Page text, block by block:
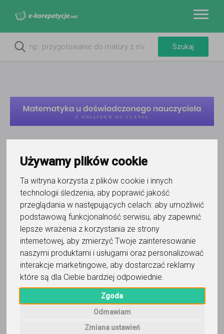
Używamy plików cookie
Ta witryna korzysta z plików cookie i innych
technologii śledzenia, aby poprawić jakość
przeglądania w następujących celach: aby umożliwić
podstawową funkcjonalność serwisu, aby zapewnić
lepsze wrażenia z korzystania ze strony
internetowej, aby zmierzyć Twoje zainteresowanie
naszymi produktami i usługami oraz personalizować
interakcje marketingowe, aby dostarczać reklamy
które są dla Ciebie bardziej odpowiednie
Zgoda
Odmawiam
Zmiana ustawień
Grzegorz
Wyślij wiadomość
Ostatnia aktywność:
9 dni temu
Pokaż
Korepetytor prowadzi zajęcia online